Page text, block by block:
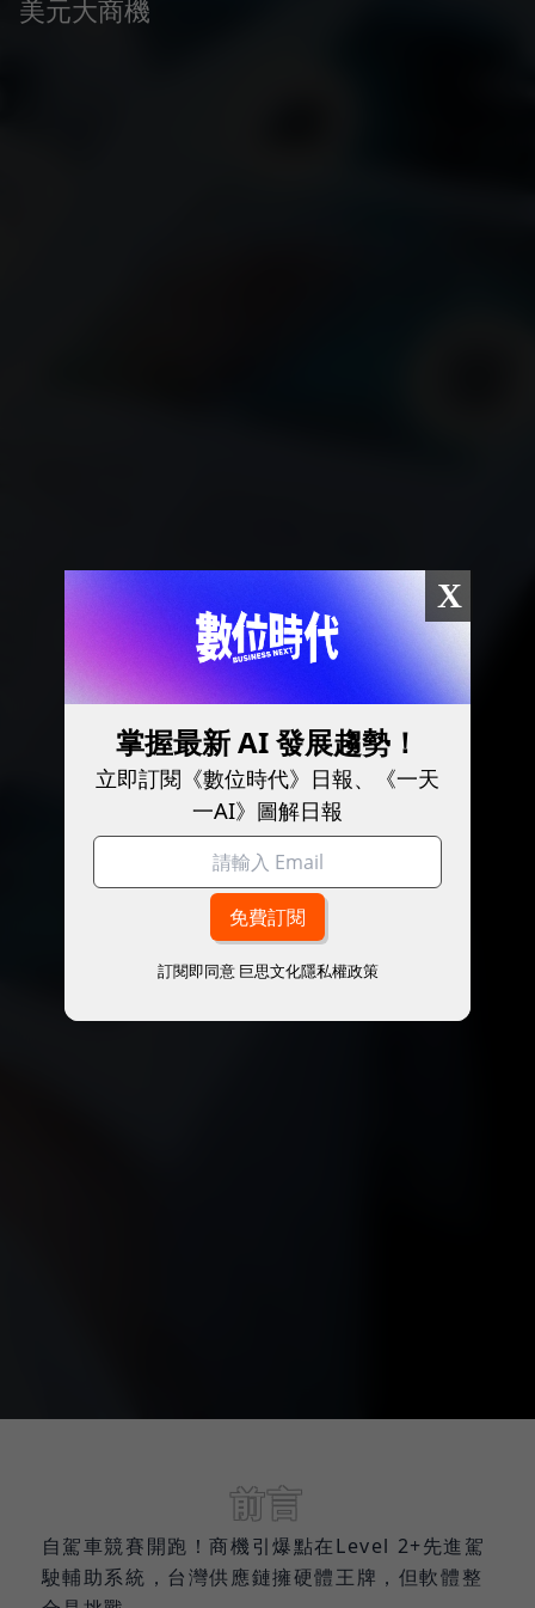
美元大商機
前言
自駕車競賽開跑！商機引爆點在Level 2+先進駕
駛輔助系統，台灣供應鏈擁硬體王牌，但軟體整
X
掌握最新 AI 發展趨勢！
立即訂閱《數位時代》日報、《一天
一AI》圖解日報
訂閱即同意 巨思文化隱私權政策